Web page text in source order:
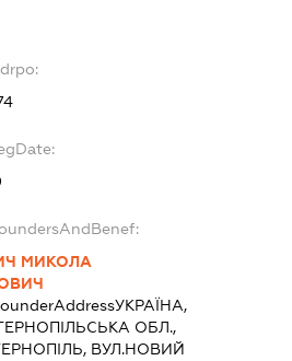
МИКОЛА
УКРАЇНА,
ОБЛ.,
ВУЛ.НОВИЙ